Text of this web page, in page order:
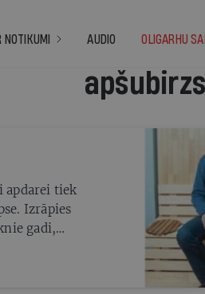
NOTIKUMI AUDIO OLIGARHU
apšubirzs
apdarei tiek
Izrāpies
gadi,